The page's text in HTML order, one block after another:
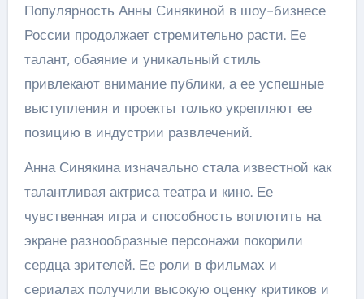
Популярность Анны Синякиной в шоу-бизнесе
России продолжает стремительно расти. Ее
талант, обаяние и уникальный стиль
привлекают внимание публики, а ее успешные
выступления и проекты только укрепляют ее
позицию в индустрии развлечений.
Анна Синякина изначально стала известной как
талантливая актриса театра и кино. Ее
чувственная игра и способность воплотить на
экране разнообразные персонажи покорили
сердца зрителей. Ее роли в фильмах и
сериалах получили высокую оценку критиков и